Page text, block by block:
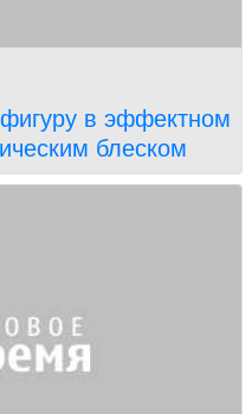
в эффектном
блеском